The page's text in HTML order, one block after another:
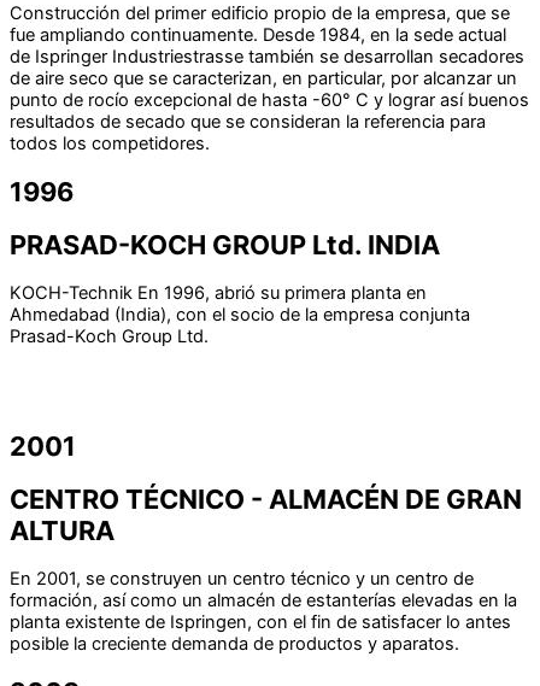
Construcción del primer edificio propio de la empresa, que se
fue ampliando continuamente. Desde 1984, en la sede actual
de Ispringer Industriestrasse también se desarrollan secadores
de aire seco que se caracterizan, en particular, por alcanzar un
punto de rocío excepcional de hasta -60° C y lograr así buenos
resultados de secado que se consideran la referencia para
todos los competidores.
1996
PRASAD-KOCH GROUP Ltd. INDIA
KOCH-Technik En 1996, abrió su primera planta en
Ahmedabad (India), con el socio de la empresa conjunta
Prasad-Koch Group Ltd.
2001
CENTRO TÉCNICO - ALMACÉN DE GRAN
ALTURA
En 2001, se construyen un centro técnico y un centro de
formación, así como un almacén de estanterías elevadas en la
planta existente de Ispringen, con el fin de satisfacer lo antes
posible la creciente demanda de productos y aparatos.